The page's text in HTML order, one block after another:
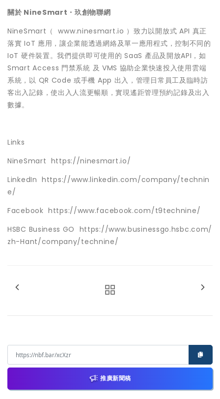
關於 NineSmart・玖創物聯網
NineSmart（ www.ninesmart.io ）致力以開放式 API 真正
落實 IoT 應用，讓企業能透過網絡及單一應用程式，控制不同的
IoT 硬件裝置。我們提供即可使用的 SaaS 產品及開放API，如
Smart Access 門禁系統 及 VMS 協助企業快速投入使用雲端
系統，以 QR Code 或手機 App 出入，管理日常員工及臨時訪
客出入記錄，使出入人流更暢順，實現遙距管理預約記錄及出入
數據。
Links
NineSmart https://ninesmart.io/
LinkedIn https://www.linkedin.com/company/technin
e/
Facebook https://www.facebook.com/t9technine/
HSBC Business GO https://www.businessgo.hsbc.com/
zh-Hant/company/technine/
推廣新聞稿